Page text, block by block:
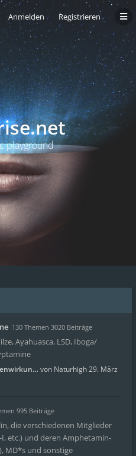
Anmelden Registrieren
playground
130 Themen 3020 Beiträge
Ayahuasca, LSD, Iboga/
von Naturhigh29. März
995 Beiträge
die verschiedenen Mitglieder
I, etc.) und deren Amphetamin-
MD*s und sonstige